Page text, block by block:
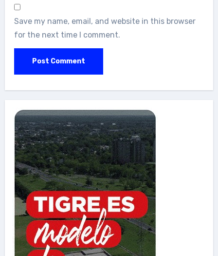
Save my name, email, and website in this browser
for the next time I comment.